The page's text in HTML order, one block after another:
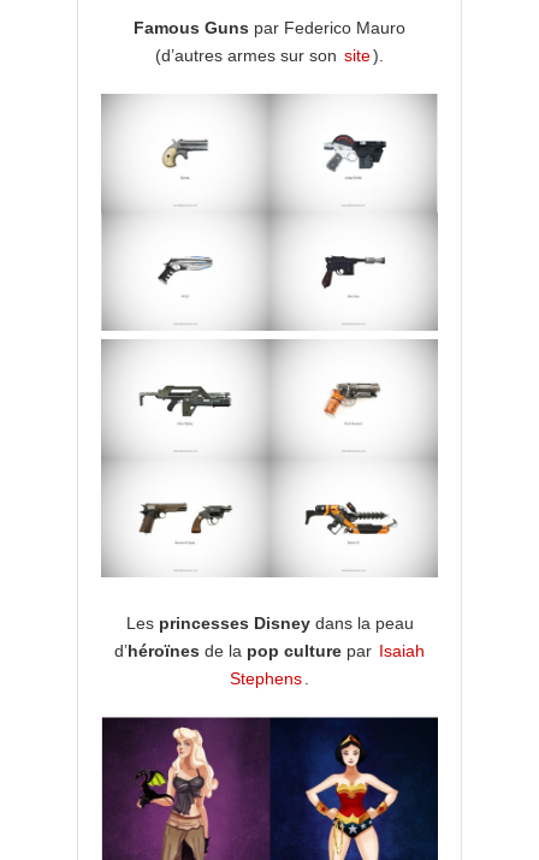
Famous Guns par Federico Mauro
(d’autres armes sur son site).
Les princesses Disneydans la peau
d’héroïnes de la pop culture par Isaiah
Stephens